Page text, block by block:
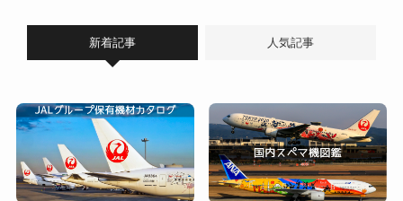
新着記事 人気記事